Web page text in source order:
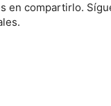
en compartirlo.